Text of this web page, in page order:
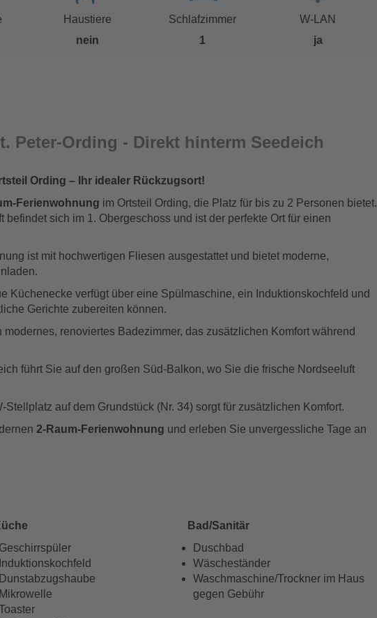
Haustiere
nein
Schlafzimmer
1
W-LAN
ja
Peter-Ording - Direkt hinterm Seedeich
Ording – Ihr idealer Rückzugsort!
Ferienwohnung im Ortsteil Ording, die Platz für bis zu 2 Personen bietet.
sich im 1. Obergeschoss und ist der perfekte Ort für einen
ist mit hochwertigen Fliesen ausgestattet und bietet moderne,
Küchenecke verfügt über eine Spülmaschine, ein Induktionskochfeld und
Gerichte zubereiten können.
modernes, renoviertes Badezimmer, das zusätzlichen Komfort während
führt Sie auf den großen Süd-Balkon, wo Sie die frische Nordseeluft
Stellplatz auf dem Grundstück (Nr. 34) sorgt für zusätzlichen Komfort.
2-Raum-Ferienwohnung und erleben Sie unvergessliche Tage an
Geschirrspüler
Induktionskochfeld
Dunstabzugshaube
Mikrowelle
Bad/Sanitär
Duschbad
Wäscheständer
Waschmaschine/Trockner im Haus
gegen Gebühr